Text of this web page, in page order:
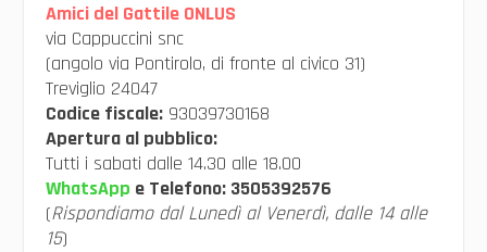
Amici del Gattile ONLUS
via Cappuccini snc
(angolo via Pontirolo, di fronte al civico 31)
Treviglio 24047
Codice fiscale:93039730168
Apertura al pubblico:
Tutti i sabati dalle 14.30 alle 18.00
WhatsApp e Telefono: 3505392576
(Rispondiamo dal Lunedì al Venerdì, dalle 14 alle
15)